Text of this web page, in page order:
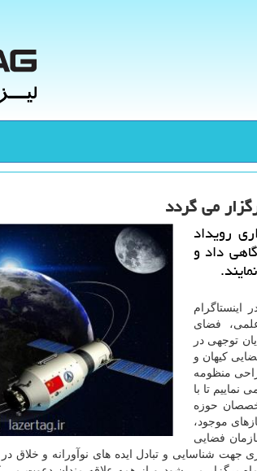
می گردد
رویداد
داد و
فضای
توجهی در
كیهان و
منظومه
نماییم تا با
حوزه
موجود،
فضایی
جهت شناسایی و تبادل ایده های نوآورانه و خلاق